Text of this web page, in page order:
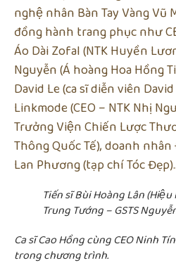
nghệ nhân Bàn Tay Vàng Vũ
đồng hành trang phục như
Áo Dài Zofal (NTK Huyền
Nguyễn (Á hoàng Hoa Hồng
David Le (ca sĩ diễn viên
Linkmode (CEO – NTK Nhị
Trưởng Viện Chiến Lược
Thông Quốc Tế), doanh
Lan Phương (tạp chí Tóc
Tiến sĩ Bùi Hoàng Lân
Trung Tướng – GSTS
Ca sĩ Cao Hồng cùng CEO Ninh
trong chương trình.